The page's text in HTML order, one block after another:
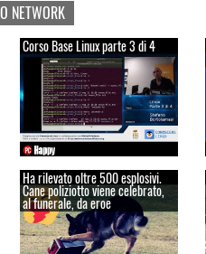
NETWORK
Corso Base Linux parte 3 di 4
Ha rilevato oltre 500 esplosivi.
Cane poliziotto viene celebrato,
al funerale, da eroe